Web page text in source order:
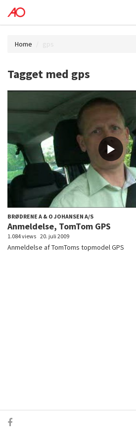
Home gps
Tagget med gps
BRØDRENE A & O JOHANSEN A/S
Anmeldelse, TomTom GPS
1.084 views 20. juli 2009
Anmeldelse af TomToms topmodel GPS